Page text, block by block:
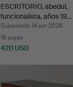
ESCRITORIO, abedul,
funcionalista, años 19…
Subastado 14 jun 2026
18 pujas
420 USD